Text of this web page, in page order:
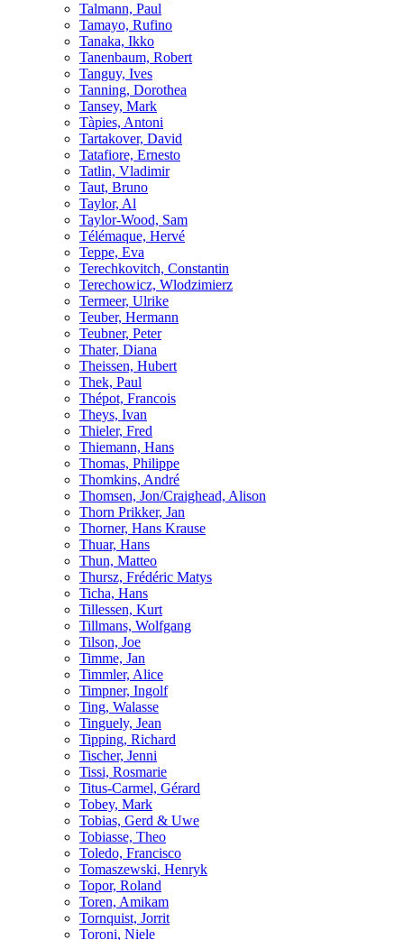
Talmann, Paul
Tamayo, Rufino
Tanaka, Ikko
Tanenbaum, Robert
Tanguy, Ives
Tanning, Dorothea
Tansey, Mark
Tàpies, Antoni
Tartakover, David
Tatafiore, Ernesto
Tatlin, Vladimir
Taut, Bruno
Taylor, Al
Taylor-Wood, Sam
Télémaque, Hervé
Teppe, Eva
Terechkovitch, Constantin
Terechowicz, Wlodzimierz
Termeer, Ulrike
Teuber, Hermann
Teubner, Peter
Thater, Diana
Theissen, Hubert
Thek, Paul
Thépot, Francois
Theys, Ivan
Thieler, Fred
Thiemann, Hans
Thomas, Philippe
Thomkins, André
Thomsen, Jon/Craighead, Alison
Thorn Prikker, Jan
Thorner, Hans Krause
Thuar, Hans
Thun, Matteo
Thursz, Frédéric Matys
Ticha, Hans
Tillessen, Kurt
Tillmans, Wolfgang
Tilson, Joe
Timme, Jan
Timmler, Alice
Timpner, Ingolf
Ting, Walasse
Tinguely, Jean
Tipping, Richard
Tischer, Jenni
Tissi, Rosmarie
Titus-Carmel, Gérard
Tobey, Mark
Tobias, Gerd & Uwe
Tobiasse, Theo
Toledo, Francisco
Tomaszewski, Henryk
Topor, Roland
Toren, Amikam
Tornquist, Jorrit
Toroni, Niele